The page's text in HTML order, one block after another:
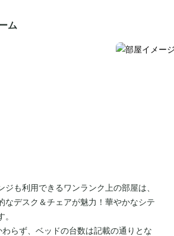
ム
ジも利用できるワンランク上の部屋は、
なデスク＆チェアが魅力！華やかなシテ
らず、ベッドの台数は記載の通りとな